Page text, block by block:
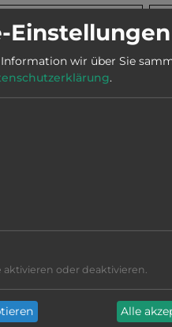
Pineto
Einstellungen
wir über Sie
.
oder deaktivieren.
Alle